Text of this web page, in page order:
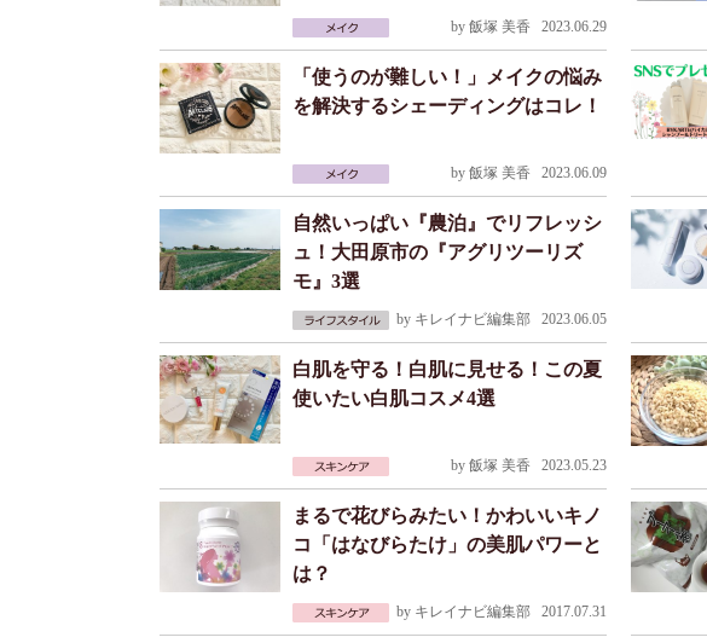
by 飯塚 美香 2023.06.29
「使うのが難しい！」メイクの悩み
を解決するシェーディングはコレ！
by 飯塚 美香 2023.06.09
自然いっぱい『農泊』でリフレッシ
ュ！大田原市の『アグリツーリズ
モ』3選
by キレイナビ編集部 2023.06.05
白肌を守る！白肌に見せる！この夏
使いたい白肌コスメ4選
by 飯塚 美香 2023.05.23
まるで花びらみたい！かわいいキノ
コ「はなびらたけ」の美肌パワーと
は？
by キレイナビ編集部 2017.07.31